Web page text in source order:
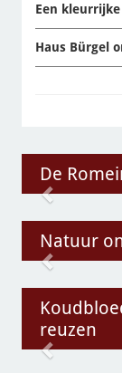
Een
Haus Bürgel
De
zurück
Natuur
zurück
reuzen
zurück